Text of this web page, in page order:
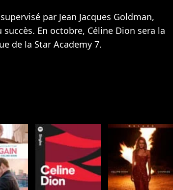
par Jean Jacques Goldman,
En octobre, Céline Dion sera la
de la Star Academy 7.